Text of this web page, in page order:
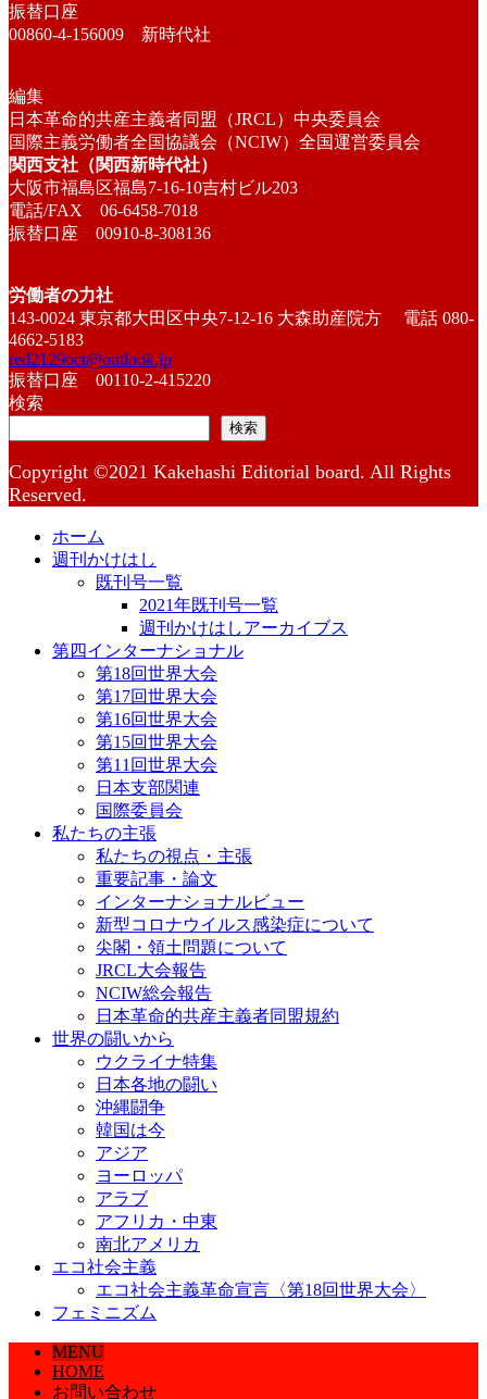
振替口座
00860-4-156009 新時代社
編集
日本革命的共産主義者同盟（JRCL）中央委員会
国際主義労働者全国協議会（NCIW）全国運営委員会
関西支社（関西新時代社）
大阪市福島区福島7-16-10吉村ビル203
電話/FAX 06-6458-7018
振替口座 00910-8-308136
労働者の力社
143-0024 東京都大田区中央7-12-16 大森助産院方 電話 080-
4662-5183
red2129oct@outlook.jp
振替口座 00110-2-415220
検索
検索
Copyright ©2021 Kakehashi Editorial board. All Rights
Reserved.
ホーム
週刊かけはし
既刊号一覧
2021年既刊号一覧
週刊かけはしアーカイブス
第四インターナショナル
第18回世界大会
第17回世界大会
第16回世界大会
第15回世界大会
第11回世界大会
日本支部関連
国際委員会
私たちの主張
私たちの視点・主張
重要記事・論文
インターナショナルビュー
新型コロナウイルス感染症について
尖閣・領土問題について
JRCL大会報告
NCIW総会報告
日本革命的共産主義者同盟規約
世界の闘いから
ウクライナ特集
日本各地の闘い
沖縄闘争
韓国は今
アジア
ヨーロッパ
アラブ
アフリカ・中東
南北アメリカ
エコ社会主義
エコ社会主義革命宣言〈第18回世界大会〉
フェミニズム
MENU
HOME
お問い合わせ